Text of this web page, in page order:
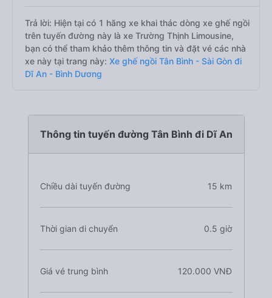
Trả lời: Hiện tại có 1 hãng xe khai thác dòng xe ghế ngồi
trên tuyến đường này là xe Trường Thịnh Limousine,
bạn có thể tham khảo thêm thông tin và đặt vé các nhà
xe này tại trang này: Xe ghế ngồi Tân Bình - Sài Gòn đi
Dĩ An - Bình Dương
Thông tin tuyến đường Tân Bình đi Dĩ An
Chiều dài tuyến đường 15 km
Thời gian di chuyển 0.5 giờ
Giá vé trung bình 120.000 VNĐ